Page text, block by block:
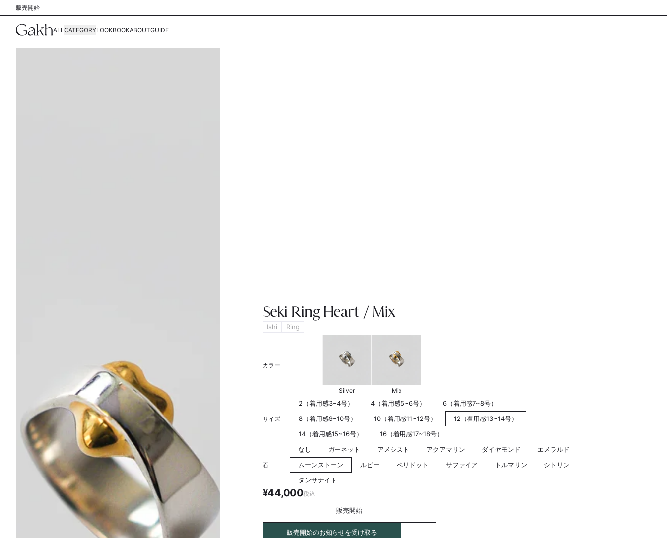
販売開始
ALL CATEGORYLOOKBOOKABOUTGUIDE
Seki Ring Heart / Mix
Ishi Ring
カラー
Silver Mix
サイズ
2（着用感3~4号） 4（着用感5~6号）
6（着用感7~8号）
8（着用感9~10号）
10（着用感11~12号）
12（着用感13~14号）
14（着用感15~16号）
16（着用感17~18号）
石
なし ガーネット アメシスト アクアマリン ダイヤモンド
エメラルド
ムーンストーン
ルビー ペリドット サファイア トルマリン
シトリン
タンザナイト
¥44,000税込
販売開始
販売開始のお知らせを受け取る